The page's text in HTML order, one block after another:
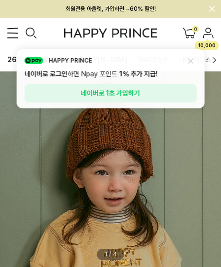
멤버십 최대 28,000원 혜택
0
10,000
26SS 신상 BEST BABY[6~12M] 하의/레깅스
1 / 4
HAPPY PRINCE
네이버로 로그인하면 Npay 포인트1%추가 지급!
네이버로 1초 가입하기